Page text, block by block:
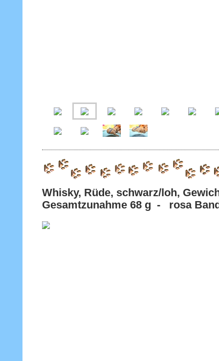
Whisky, Rüde, schwarz/loh,
Gesamtzunahme 68 g - rosa